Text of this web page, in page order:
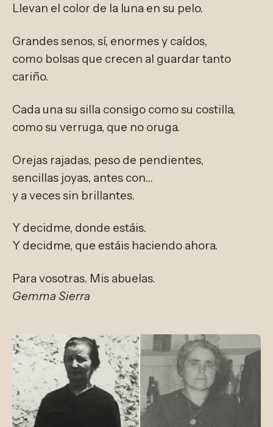
Llevan el color de la luna en su pelo.
Grandes senos, sí, enormes y caídos,
como bolsas que crecen al guardar tanto
cariño.
Cada una su silla consigo como su costilla,
como su verruga, que no oruga.
Orejas rajadas, peso de pendientes,
sencillas joyas, antes con…
y a veces sin brillantes.
Y decidme, donde estáis.
Y decidme, que estáis haciendo ahora.
Para vosotras. Mis abuelas.
Gemma Sierra